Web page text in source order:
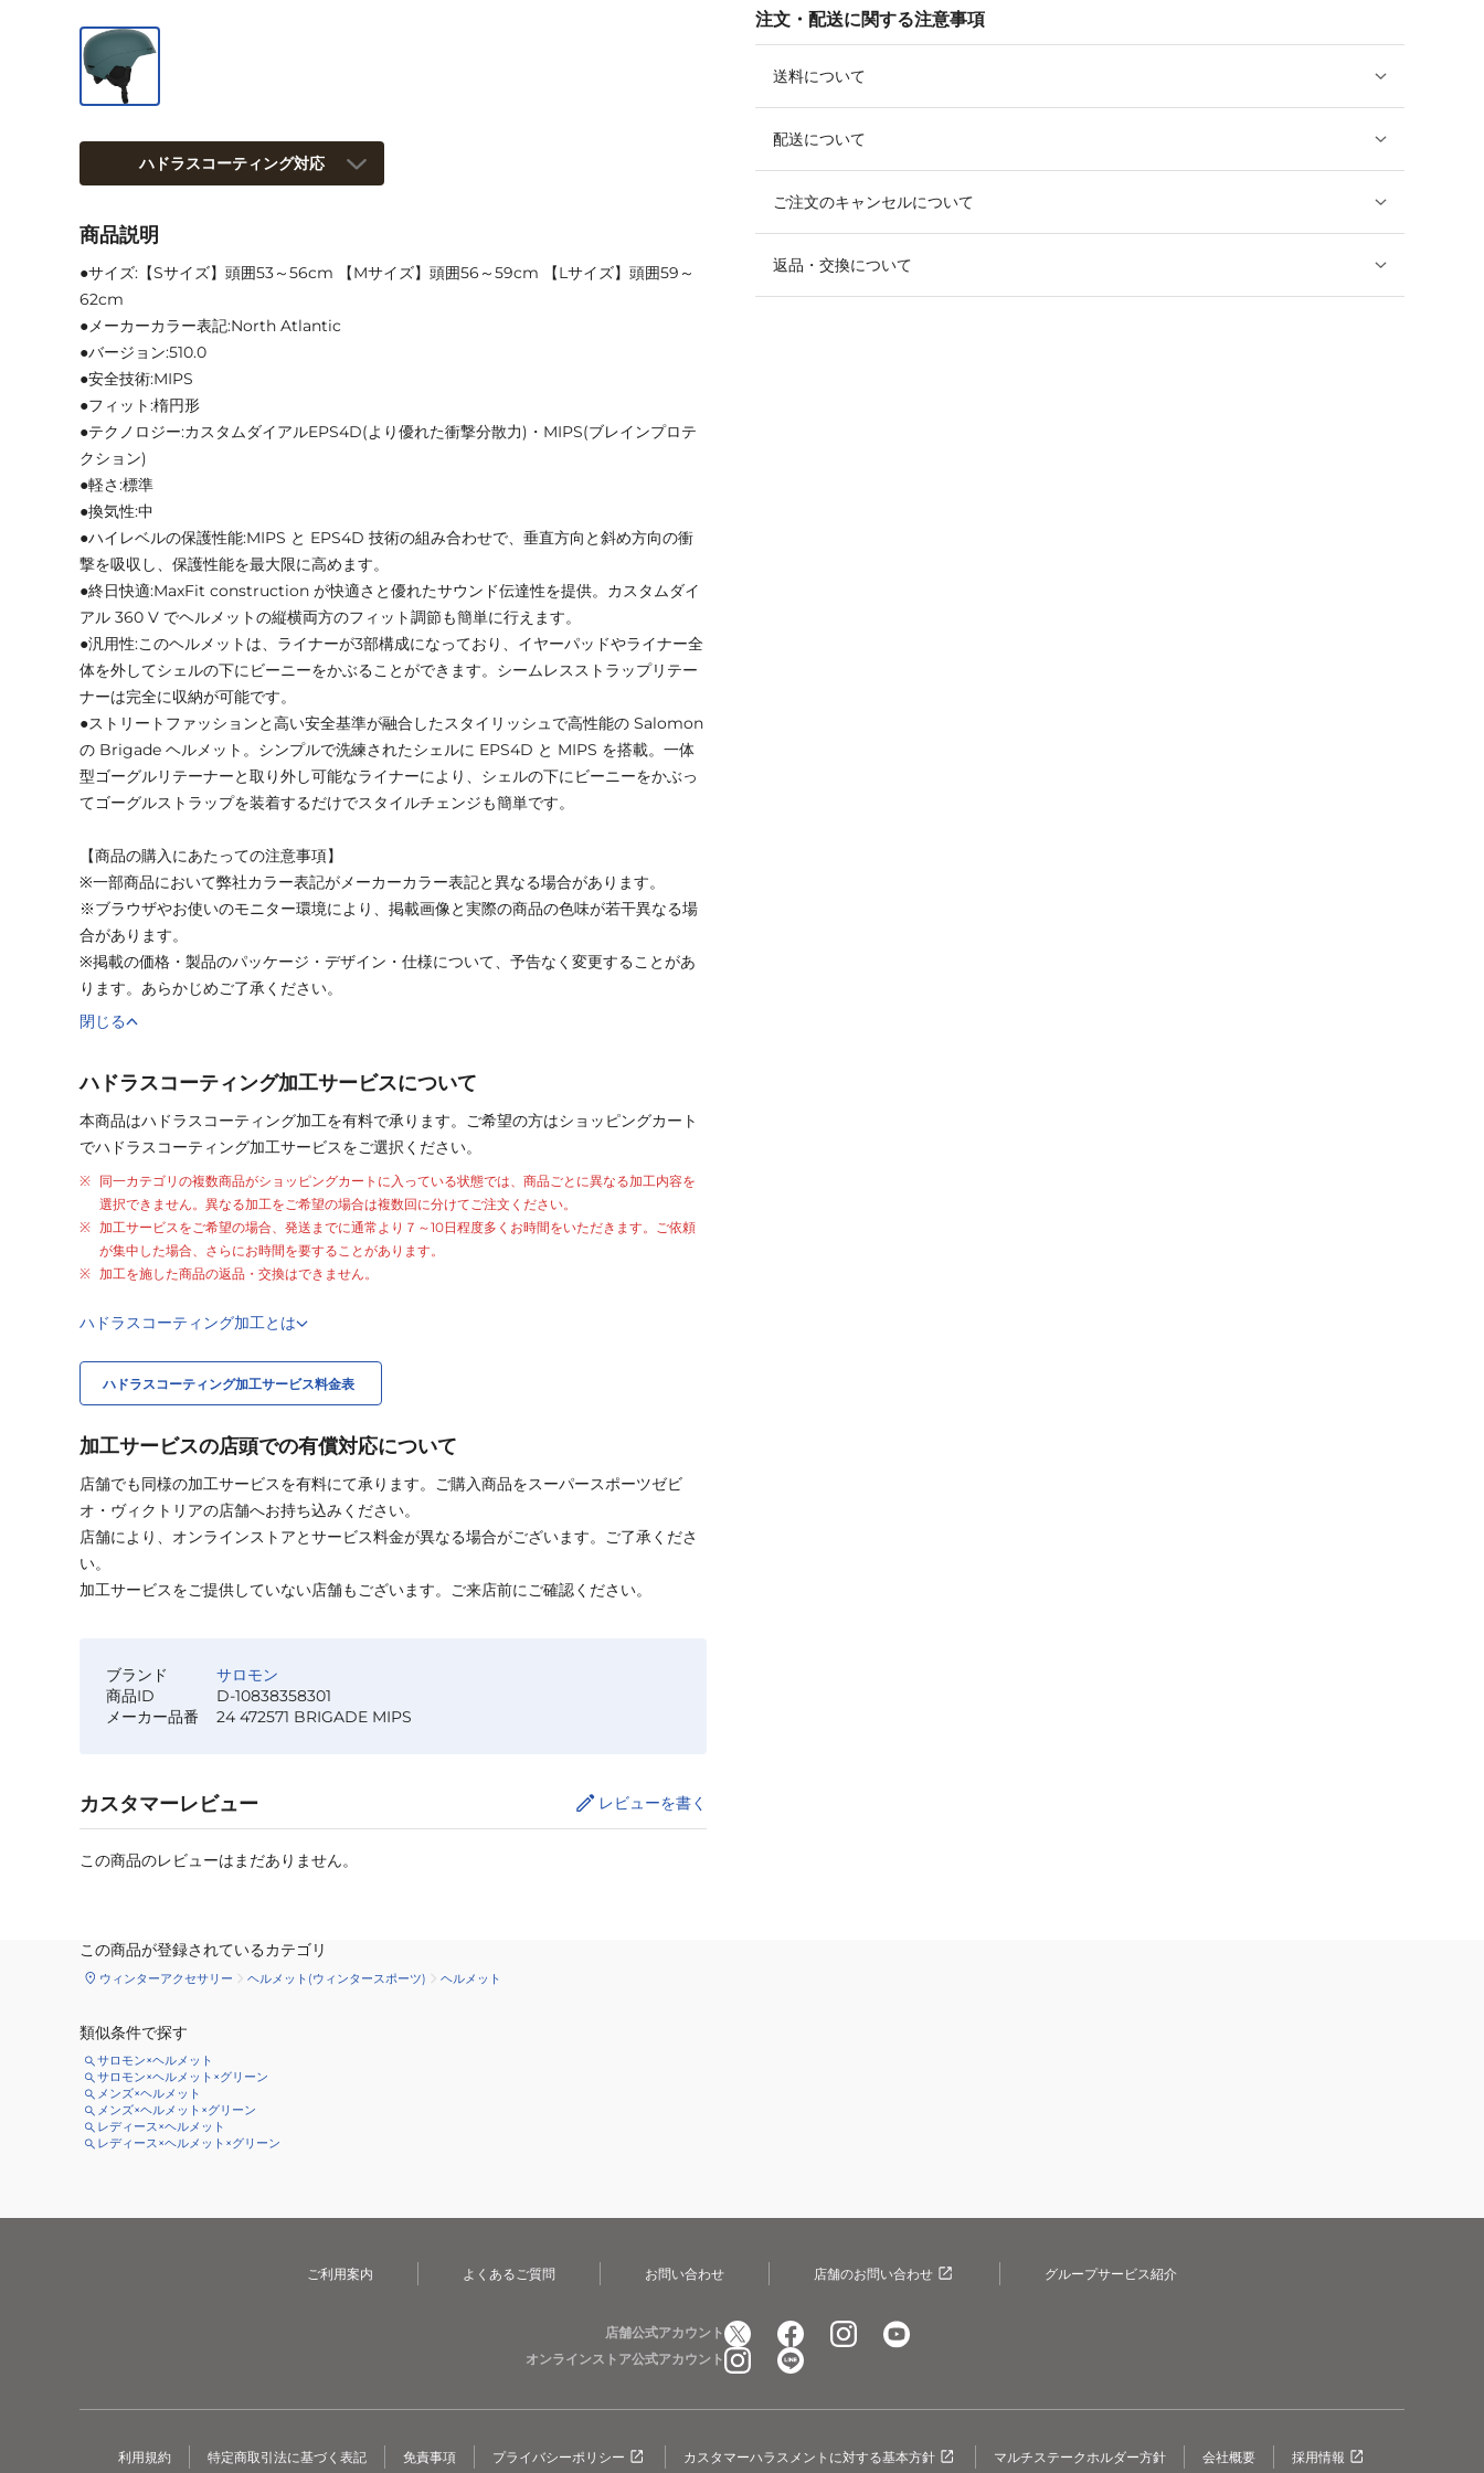
注文・配送に関する注意事項
送料について
配送について
ご注文のキャンセルについて
返品・交換について
ハドラスコーティング対応
商品説明
●サイズ:【Sサイズ】頭囲53～56cm 【Mサイズ】頭囲56～59cm 【Lサイズ】頭囲59～
62cm
●メーカーカラー表記:North Atlantic
●バージョン:510.0
●安全技術:MIPS
●フィット:楕円形
●テクノロジー:カスタムダイアルEPS4D(より優れた衝撃分散力)・MIPS(ブレインプロテ
クション)
●軽さ:標準
●換気性:中
●ハイレベルの保護性能:MIPS と EPS4D 技術の組み合わせで、垂直方向と斜め方向の衝
撃を吸収し、保護性能を最大限に高めます。
●終日快適:MaxFit construction が快適さと優れたサウンド伝達性を提供。カスタムダイ
アル 360 V でヘルメットの縦横両方のフィット調節も簡単に行えます。
●汎用性:このヘルメットは、ライナーが3部構成になっており、イヤーパッドやライナー全
体を外してシェルの下にビーニーをかぶることができます。シームレスストラップリテー
ナーは完全に収納が可能です。
●ストリートファッションと高い安全基準が融合したスタイリッシュで高性能の Salomon
の Brigade ヘルメット。シンプルで洗練されたシェルに EPS4D と MIPS を搭載。一体
型ゴーグルリテーナーと取り外し可能なライナーにより、シェルの下にビーニーをかぶっ
てゴーグルストラップを装着するだけでスタイルチェンジも簡単です。
【商品の購入にあたっての注意事項】
※一部商品において弊社カラー表記がメーカーカラー表記と異なる場合があります。
※ブラウザやお使いのモニター環境により、掲載画像と実際の商品の色味が若干異なる場
合があります。
※掲載の価格・製品のパッケージ・デザイン・仕様について、予告なく変更することがあ
ります。あらかじめご了承ください。
閉じる
ハドラスコーティング加工サービスについて
本商品はハドラスコーティング加工を有料で承ります。ご希望の方はショッピングカート
でハドラスコーティング加工サービスをご選択ください。
同一カテゴリの複数商品がショッピングカートに入っている状態では、商品ごとに異なる加工内容を
選択できません。異なる加工をご希望の場合は複数回に分けてご注文ください。
加工サービスをご希望の場合、発送までに通常より ７～10日程度多くお時間をいただきます。ご依頼
が集中した場合、さらにお時間を要することがあります。
加工を施した商品の返品・交換はできません。
ハドラスコーティング加工とは
ハドラスコーティング加工サービス料金表
加工サービスの店頭での有償対応について
店舗でも同様の加工サービスを有料にて承ります。ご購入商品をスーパースポーツゼビ
オ・ヴィクトリアの店舗へお持ち込みください。
店舗により、オンラインストアとサービス料金が異なる場合がございます。ご了承くださ
い。
加工サービスをご提供していない店舗もございます。ご来店前にご確認ください。
ブランド
サロモン
商品ID
D-10838358301
メーカー品番
24 472571 BRIGADE MIPS
カスタマーレビュー レビューを書く
この商品のレビューはまだありません。
この商品が登録されているカテゴリ
ウィンターアクセサリー ヘルメット(ウィンタースポーツ) ヘルメット
類似条件で探す
サロモン×ヘルメット
サロモン×ヘルメット×グリーン
メンズ×ヘルメット
メンズ×ヘルメット×グリーン
レディース×ヘルメット
レディース×ヘルメット×グリーン
ご利用案内 よくあるご質問 お問い合わせ 店舗のお問い合わせ グループサービス紹介
店舗公式アカウント
オンラインストア公式アカウント
利用規約 特定商取引法に基づく表記 免責事項 プライバシーポリシー カスタマーハラスメントに対する基本方針 マルチステークホルダー方針 会社概要 採用情報